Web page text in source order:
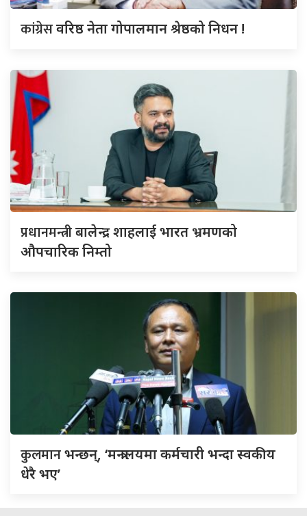
कांग्रेसवरिष्ठ नेता गोपालमान श्रेष्ठको निधन !
प्रधानमन्त्रीबालेन्द्र शाहलाई भारत भ्रमणको
औपचारिक निम्तो
कुलमानभन्छन्, ‘मन्त्रालयमा कर्मचारी भन्दा स्वकीय
धेरै भए’